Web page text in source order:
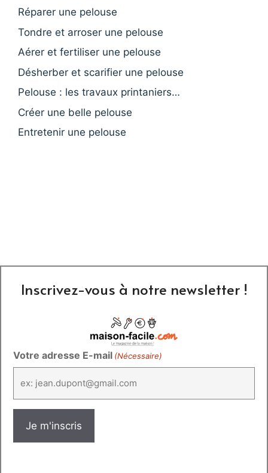
Réparer une pelouse
Tondre et arroser une pelouse
Aérer et fertiliser une pelouse
Désherber et scarifier une pelouse
Pelouse : les travaux printaniers…
Créer une belle pelouse
Entretenir une pelouse
Inscrivez-vous à notre newsletter !
Votre adresse E-mail (Nécessaire)